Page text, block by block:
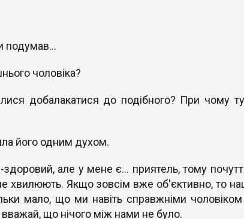
подумав...
чоловіка?
добалакатися до подібного? При чому
його одним духом.
але у мене є... приятель, тому
хвилюють. Якщо зовсім вже об'єктивно, то
мало, що ми навіть справжніми чоловіком
що нічого між нами не було.